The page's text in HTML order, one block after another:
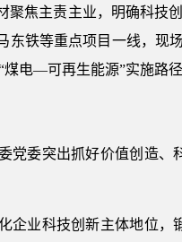
焦主责主业，明确科技
铁等重点项目一线，现
电—可再生能源”实施路
党委突出抓好价值创造
企业科技创新主体地位